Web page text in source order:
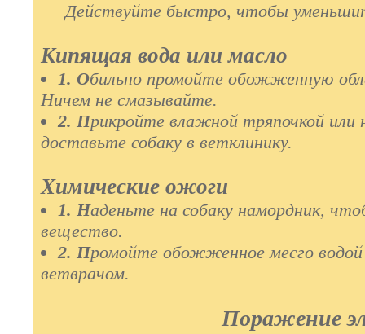
Действуйте быcтpo, чтобы
Кипящая вода или масло
1. Обильно промойте обожженную
Ничем не смазывайте.
2. Прикройте влажной тряпочкой или
доставьте собаку в ветклинику.
Химические ожоги
1. Наденьте на собаку намордник,
вещество.
2. Промойте обожженное месго
ветврачом.
Поражение